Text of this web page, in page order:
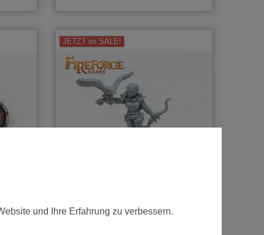
JETZT im SALE!
und Ihre Erfahrung zu verbessern.